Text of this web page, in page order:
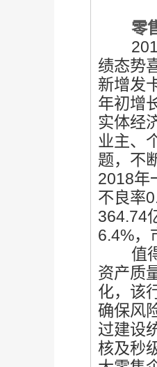
零售
2018
绩态势
新增发
年初增
实体经
业主、
题，不
2018年
不良率
364.74
6.4%，
值得
资产质
化，该
确保风
过建设
核及秒